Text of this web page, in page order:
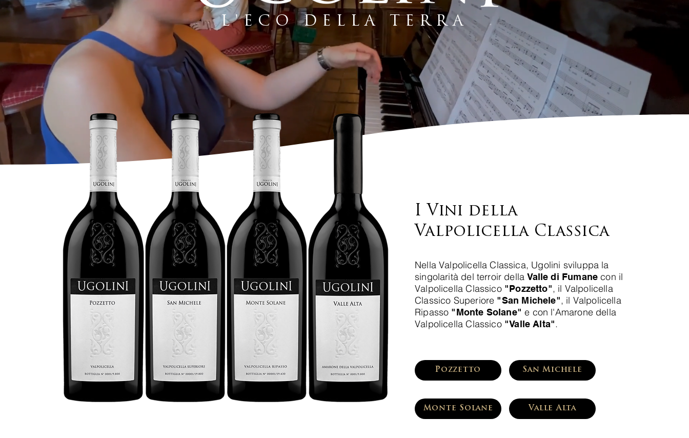
L'ECO DELLA TERRA
I Vini della
Valpolicella Classica
Nella Valpolicella Classica, Ugolini sviluppa la
singolarità del terroir dellaValle di Fumane con il
Valpolicella Classico "Pozzetto", il Valpolicella
Classico Superiore "San Michele", il Valpolicella
Ripasso "Monte Solane" e con l'Amarone della
Valpolicella Classico "Valle Alta".
Pozzetto San Michele
Monte Solane Valle Alta